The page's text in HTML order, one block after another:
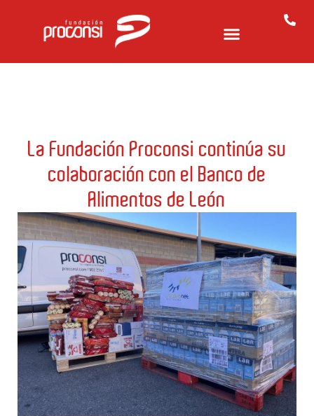
La Fundación Proconsi continúa su
colaboración con el Banco de
Alimentos de León